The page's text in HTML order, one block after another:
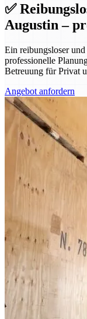
✅
Augustin –
Ein reibungsloser
professionelle
Betreuung für Privat
Angebot anfordern